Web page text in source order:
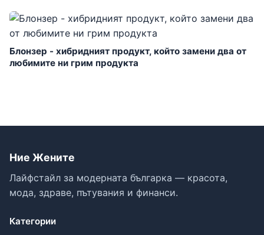
Блонзер - хибридният продукт, който замени два от
любимите ни грим продукта
Ние Жените
Лайфстайл за модерната българка — красота,
мода, здраве, пътувания и финанси.
Категории